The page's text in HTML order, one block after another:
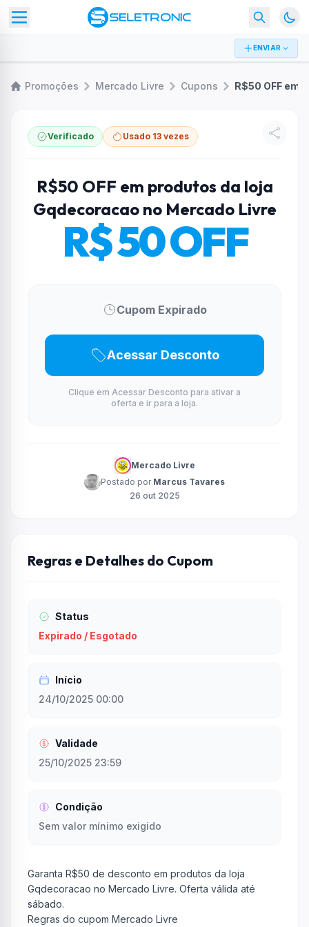
ENVIAR
Promoções Mercado Livre Cupons
Verificado Usado 13 vezes
R$50 OFF em produtos da loja
Gqdecoracao no Mercado Livre
R$ 50 OFF
Cupom Expirado
Acessar Desconto
Clique em Acessar Desconto para ativar a
oferta e ir para a loja.
Mercado Livre
Postado por Marcus Tavares
26 out 2025
Regras e Detalhes do Cupom
Status
Expirado / Esgotado
Início
24/10/2025 00:00
Validade
25/10/2025 23:59
Condição
Sem valor mínimo exigido
Garanta R$50 de desconto em produtos da loja
Gqdecoracao no Mercado Livre. Oferta válida até
sábado.
Regras do cupom Mercado Livre